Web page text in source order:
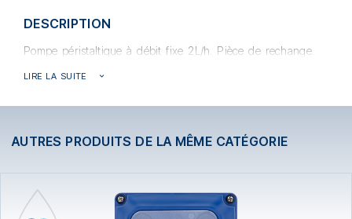
DESCRIPTION
Pompe péristaltique à débit fixe 2L/h. Pièce de rechange.
LIRE LA SUITE
AUTRES PRODUITS DE LA MÊME CATÉGORIE